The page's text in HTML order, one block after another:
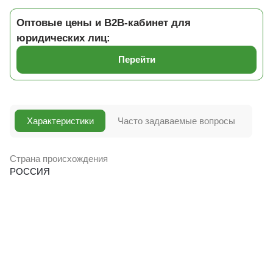
Оптовые цены и B2B-кабинет для
юридических лиц:
Перейти
Характеристики
Страна происхождения
РОССИЯ
Часто задаваемые вопросы